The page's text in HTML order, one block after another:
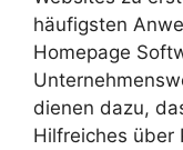
häufigsten
Homepage
dienen dazu,
Hilfreiches über